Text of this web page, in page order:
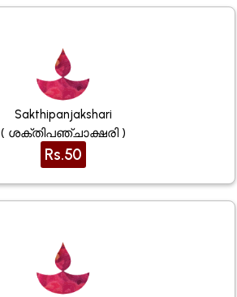
Sakthipanjakshari
( ശക്തിപഞ്ചാക്ഷരി )
Rs.50